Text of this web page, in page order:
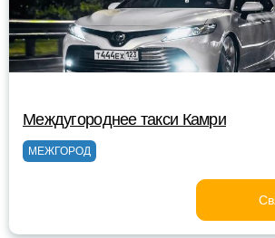
Междугороднее такси Камри
МЕЖГОРОД